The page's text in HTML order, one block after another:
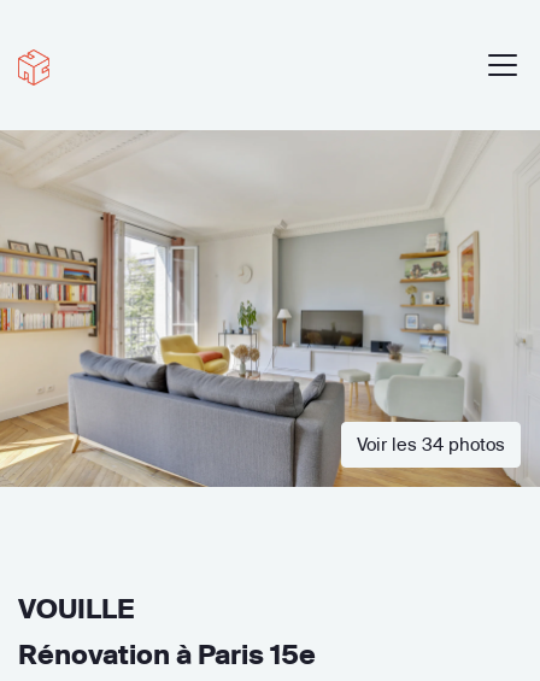
Voir les 34 photos
VOUILLE
Rénovation à Paris 15e